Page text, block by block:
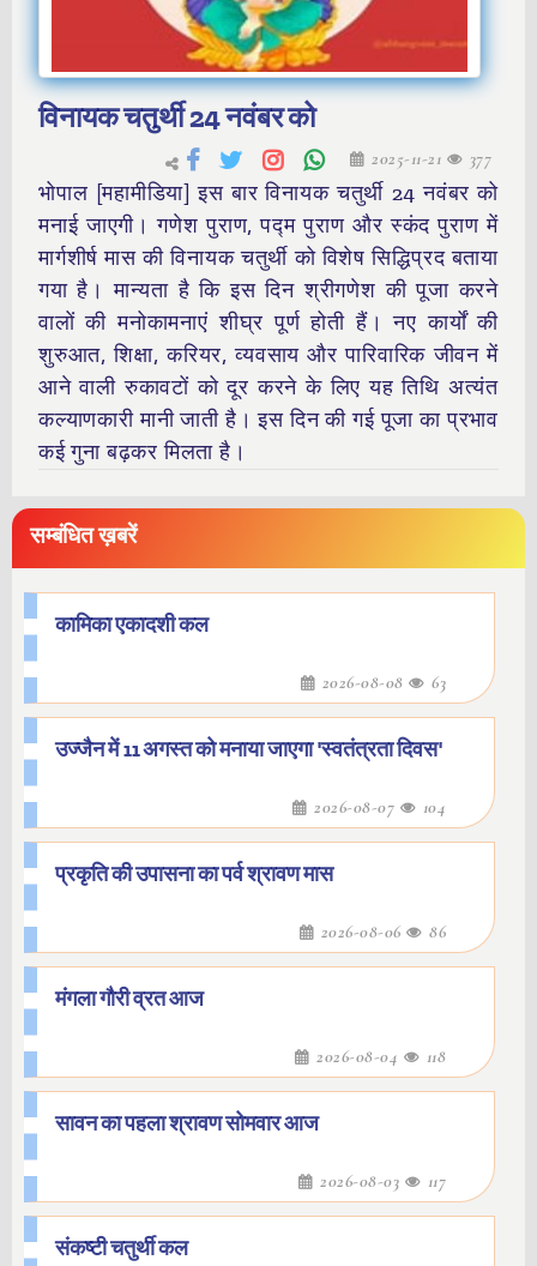
विनायक चतुर्थी 24 नवंबर को
2025-11-21 377
भोपाल [महामीडिया] इस बार विनायक चतुर्थी 24 नवंबर को
मनाई जाएगी। गणेश पुराण, पद्म पुराण और स्कंद पुराण में
मार्गशीर्ष मास की विनायक चतुर्थी को विशेष सिद्धिप्रद बताया
गया है। मान्यता है कि इस दिन श्रीगणेश की पूजा करने
वालों की मनोकामनाएं शीघ्र पूर्ण होती हैं। नए कार्यों की
शुरुआत, शिक्षा, करियर, व्यवसाय और पारिवारिक जीवन में
आने वाली रुकावटों को दूर करने के लिए यह तिथि अत्यंत
कल्याणकारी मानी जाती है। इस दिन की गई पूजा का प्रभाव
कई गुना बढ़कर मिलता है।
सम्बंधित ख़बरें
कामिका एकादशी कल
2026-08-08 63
उज्जैन में 11 अगस्त को मनाया जाएगा 'स्वतंत्रता दिवस'
2026-08-07 104
प्रकृति की उपासना का पर्व श्रावण मास
2026-08-06 86
मंगला गौरी व्रत आज
2026-08-04 118
सावन का पहला श्रावण सोमवार आज
2026-08-03 117
संकष्टी चतुर्थी कल